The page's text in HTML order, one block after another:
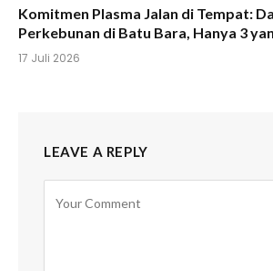
Komitmen Plasma Jalan di Tempat:
Perkebunan di Batu Bara, Hanya 3
17 Juli 2026
LEAVE A REPLY